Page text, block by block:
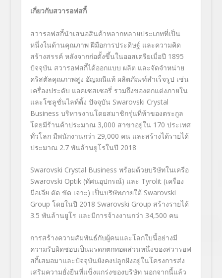
เกี่ยวกับสวารอฟสกี้
สวารอฟสกี้นำเสนอสินค้าหลากหลายประเภทที่เป็น
หนึ่งในด้านคุณภาพ ฝีมือการประดิษฐ์ และความคิด
สร้างสรรค์ หลังจากก่อตั้งขึ้นในออสเตรียเมื่อปี 1895
ปัจจุบัน สวารอฟสกี้ได้ออกแบบ ผลิต และจัดจำหน่าย
คริสตัลคุณภาพสูง อัญมณีแท้ ผลิตภัณฑ์สำเร็จรูป เช่น
เครื่องประดับ แอคเซสเซอรี่ รวมถึงของตกแต่งภายใน
และโซลูชั่นไลท์ติ้ง ปัจจุบัน Swarovski Crystal
Business บริหารงานโดยสมาชิกรุ่นที่ห้าของตระกูล
โดยมีร้านค้าประมาณ 3,000 สาขาอยู่ใน 170 ประเทศ
ทั่วโลก มีพนักงานกว่า 29,000 คน และสร้างได้รายได้
ประมาณ 2.7 พันล้านยูโรในปี 2018
Swarovski Crystal Business พร้อมด้วยบริษัทในเครือ
Swarovski Optik (ทัศนอุปกรณ์) และ Tyrolit (เครื่อง
มือเจีย ตัด ขัด เจาะ) เป็นบริษัทภายใต้ Swarovski
Group โดยในปี 2018 Swarovski Group สร้างรายได้
3.5 พันล้านยูโร และมีการจ้างงานกว่า 34,500 คน
การสร้างความสัมพันธ์กับผู้คนและโลกใบนี้อย่างมี
ความรับผิดชอบเป็นมรดกตกทอดส่วนหนึ่งของสวารอฟ
สกี้เสมอมาและปัจจุบันยังคงปลูกฝังอยู่ในโครงการส่ง
เสริมความยั่งยืนที่แข็งแกร่งของบริษัท นอกจากนี้แล้ว